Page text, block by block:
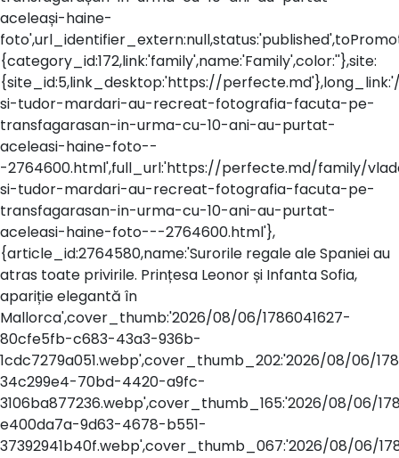
aceleași-haine-
{category_id:172,link:'family',name:'Family',color:''},site:
{site_id:5,link_desktop:'https://
si-tudor-mardari-au-recreat-fotografia-facuta-pe-
transfagarasan-in-urma-cu-10-ani-au-purtat-
aceleasi-haine-foto--
-2764600.html',full_url:'https://perfecte.md/family/
si-tudor-mardari-au-recreat-fotografia-facuta-pe-
transfagarasan-in-urma-cu-10-ani-au-purtat-
aceleasi-haine-foto---2764600.html'},
{article_id:2764580,name:'Surorile regale ale Spaniei au
atras toate privirile. Prințesa Leonor și Infanta Sofia,
apariție elegantă în
Mallorca',cover_thumb:'2026/08/06/1786041627-
80cfe5fb-c683-43a3-936b-
1cdc7279a051.webp',cover_thumb_202:'2026/08/06/
34c299e4-70bd-4420-a9fc-
3106ba877236.webp',cover_thumb_165:'2026/08/06/
e400da7a-9d63-4678-b551-
37392941b40f.webp',cover_thumb_067:'2026/08/06/